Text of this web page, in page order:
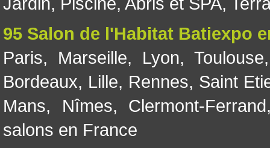
95 Salon de l'Habitat Batiexpo
Paris, Marseille, Lyon, Toulouse
Bordeaux, Lille, Rennes, Saint
Mans, Nîmes, Clermont-Ferrand
salons en France